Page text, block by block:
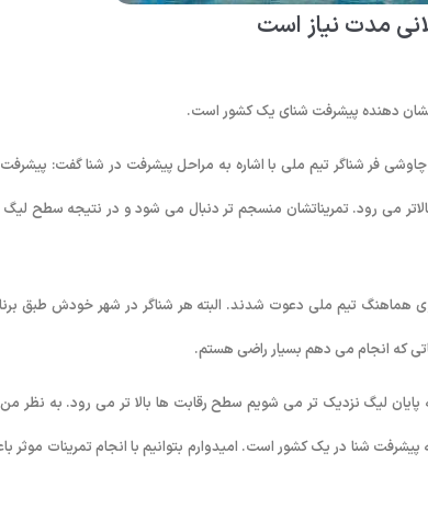
مدت نیاز است
نشان دهنده پیشرفت شنای یک کشور است.
چاوشی فر شناگر تیم ملی با اشاره به مراحل پیشرفت در شنا گفت:
می رود. تمریناتشان منسجم تر دنبال می شود و در نتیجه سطح لیگ
هماهنگ تیم ملی دعوت شدند. البته هر شناگر در شهر خودش طبق
که انجام می دهم بسیار راضی هستم.
پایان لیگ نزدیک تر می شویم سطح رقابت ها بالا تر می رود. به نظر
شنا در یک کشور است. امیدوارم بتوانیم با انجام تمرینات موثر